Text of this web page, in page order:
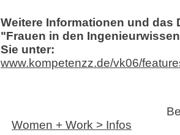
Weitere Informationen und das
"Frauen in den
Sie unter:
www.kompetenzz.de/vk06/
Women + Work > Infos